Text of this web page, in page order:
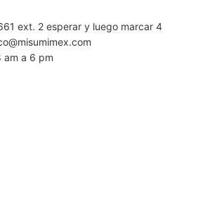
ext. 2 esperar y luego marcar 4
am a 6 pm